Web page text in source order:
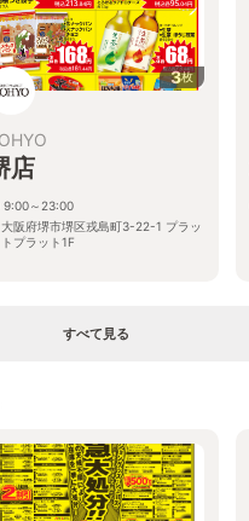
3枚
店
9:00～23:00
大阪府堺市堺区戎島町3-22-1 プラッ
トプラット1F
すべて見る